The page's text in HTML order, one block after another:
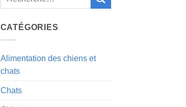
CATÉGORIES
Alimentation des chiens et
chats
Chats